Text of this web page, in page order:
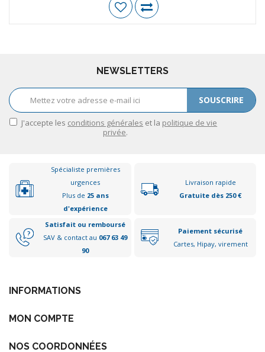
NEWSLETTERS
SOUSCRIRE
J'accepte les conditions générales et la politique de vie
privée.
Spécialiste premières
urgences
Plus de 25 ans
d'expérience
Livraison rapide
Gratuite dès 250 €
Satisfait ou remboursé
SAV & contact au 067 63 49
90
Paiement sécurisé
Cartes, Hipay, virement
INFORMATIONS
MON COMPTE
NOS COORDONNÉES